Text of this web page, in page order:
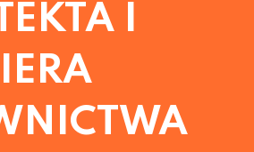
I